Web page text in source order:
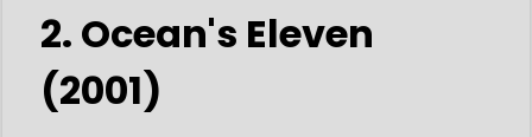
2. Ocean's Eleven
(2001)